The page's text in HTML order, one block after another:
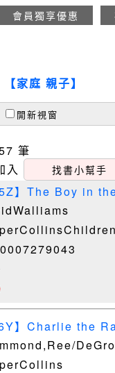
會員獨享優惠
【家庭 親子】
開新視窗
筆
入
找書小幫手
】The Boy in
】Charlie the